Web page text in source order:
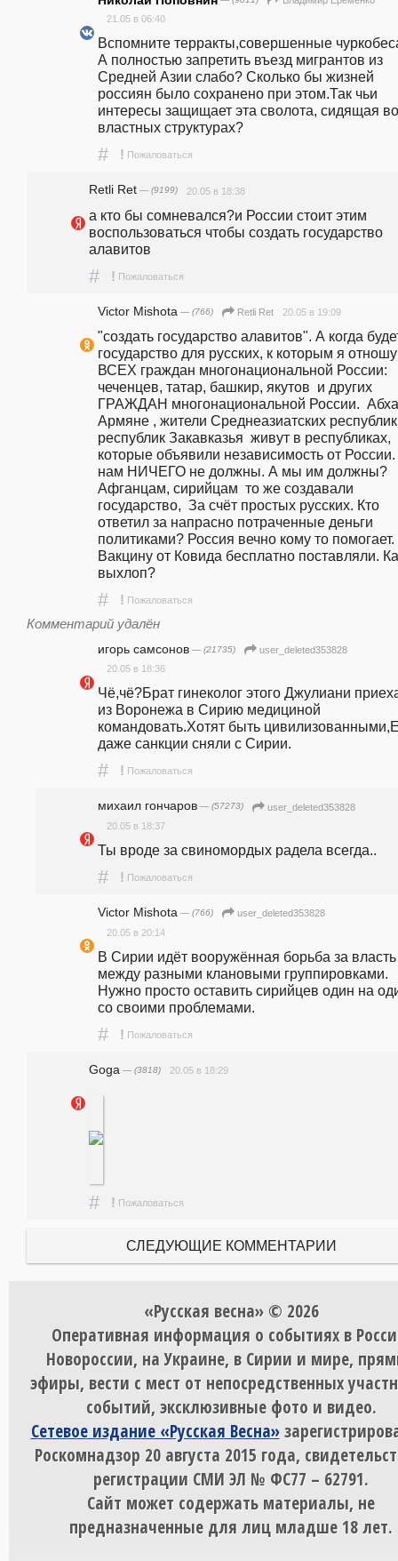
21.05 в 06:40
Вспомните терракты,совершенные
А полностью запретить въезд мигрантов из
Средней Азии слабо? Сколько бы жизней
россиян было сохранено при этом.Так чьи
интересы защищает эта сволота, сидящая во
властных структурах?
# ! Пожаловаться
Retli Ret — (9199) 20.05 в 18:38
а кто бы сомневался?и России стоит этим
воспользоваться чтобы создать государство
алавитов
# ! Пожаловаться
Victor Mishota — (766) Retli Ret 20.05 в 19:09
"создать государство алавитов". А когда
государство для русских, к которым я отношу
ВСЕХ граждан многонациональной России:
чеченцев, татар, башкир, якутов  и других
ГРАЖДАН многонациональной России.
Армяне , жители Среднеазиатских
республик Закавказья  живут в республиках,
которые объявили независимость от
нам НИЧЕГО не должны. А мы им должны?
Афганцам, сирийцам  то же создавали
государство,  За счёт простых русских. Кто
ответил за напрасно потраченные деньги
политиками? Россия вечно кому то помогает.
Вакцину от Ковида бесплатно поставляли.
выхлоп?
# ! Пожаловаться
Комментарий удалён
игорь самсонов — (21735)
user_deleted353828
20.05 в 18:36
Чё,чё?Брат гинеколог этого Джулиани
из Воронежа в Сирию медициной
командовать.Хотят быть
даже санкции сняли с Сирии.
# ! Пожаловаться
михаил гончаров — (57273)
user_deleted353828
20.05 в 18:37
Ты вроде за свиномордых радела всегда..
# ! Пожаловаться
Victor Mishota — (766)
user_deleted353828
20.05 в 20:14
В Сирии идёт вооружённая борьба за власть
между разными клановыми группировками.
Нужно просто оставить сирийцев один на
со своими проблемами.
# ! Пожаловаться
Goga — (3818) 20.05 в 18:29
# ! Пожаловаться
СЛЕДУЮЩИЕ КОММЕНТАРИИ
«Русская весна» © 2026
Оперативная информация о событиях в
Новороссии, на Украине, в Сирии и мире,
эфиры, вести с мест от непосредственных
событий, эксклюзивные фото и видео.
Сетевое издание «Русская Весна»
Роскомнадзор 20 августа 2015 года,
регистрации СМИ ЭЛ № ФС77 – 62791.
Сайт может содержать материалы, не
предназначенные для лиц младше 18 лет.